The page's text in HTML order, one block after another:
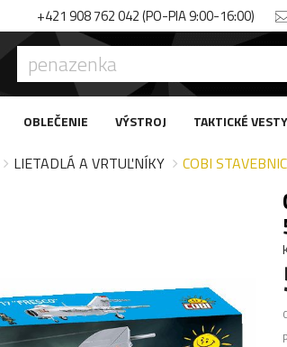
+421 908 762 042 (PO-PIA 9:00-16:00)
OBLEČENIE VÝSTROJ TAKTICKÉ VESTY
LIETADLÁ A VRTUĽNÍKY COBI